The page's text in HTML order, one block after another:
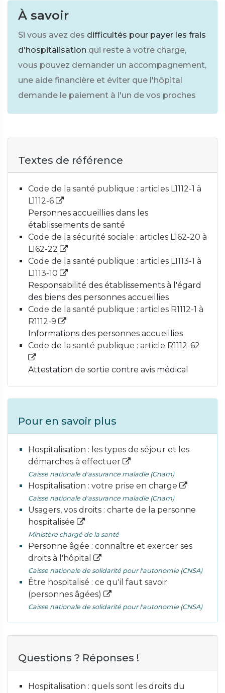
À savoir
Si vous avez des difficultés pour payer les frais
d'hospitalisation qui reste à votre charge,
vous pouvez demander un accompagnement,
une aide financière et éviter que l'hôpital
demande le paiement à l'un de vos proches
Textes de référence
Code de la santé publique : articles L1112-1 à
L1112-6
Personnes accueillies dans les
établissements de santé
Code de la sécurité sociale : articles L162-20 à
L162-22
Code de la santé publique : articles L1113-1 à
L1113-10
Responsabilité des établissements à l'égard
des biens des personnes accueillies
Code de la santé publique : articles R1112-1 à
R1112-9
Informations des personnes accueillies
Code de la santé publique : article R1112-62
Attestation de sortie contre avis médical
Pour en savoir plus
Hospitalisation : les types de séjour et les
démarches à effectuer
Caisse nationale d'assurance maladie (Cnam)
Hospitalisation : votre prise en charge
Caisse nationale d'assurance maladie (Cnam)
Usagers, vos droits : charte de la personne
hospitalisée
Ministère chargé de la santé
Personne âgée : connaître et exercer ses
droits à l'hôpital
Caisse nationale de solidarité pour l'autonomie (CNSA)
Être hospitalisé : ce qu'il faut savoir
(personnes âgées)
Caisse nationale de solidarité pour l'autonomie (CNSA)
Questions ? Réponses !
Hospitalisation : quels sont les droits du